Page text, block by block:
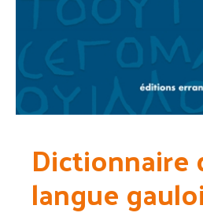
Dictionnaire
langue